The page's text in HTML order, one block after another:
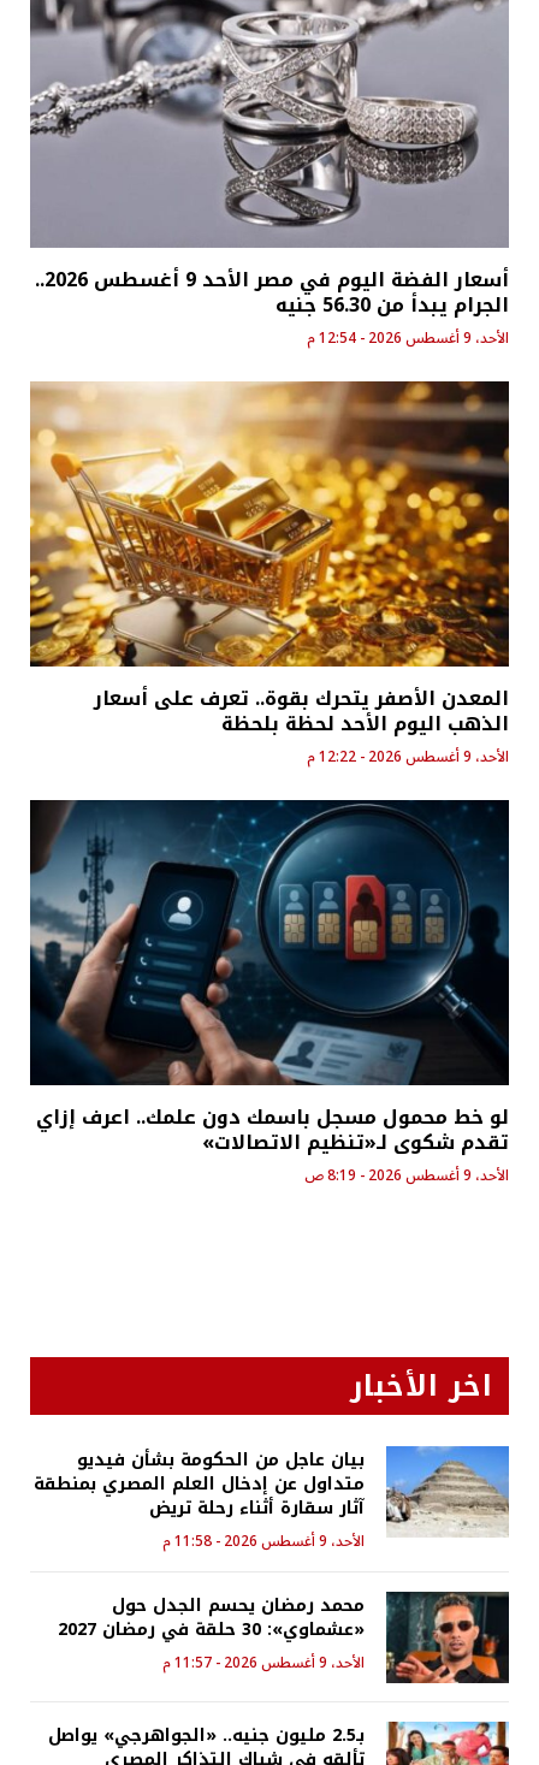
أسعار الفضة اليوم في مصر الأحد 9 أغسطس 2026..
الجرام يبدأ من 56.30 جنيه
الأحد، 9 أغسطس 2026 - 12:54 م
المعدن الأصفر يتحرك بقوة.. تعرف على أسعار
الذهب اليوم الأحد لحظة بلحظة
الأحد، 9 أغسطس 2026 - 12:22 م
لو خط محمول مسجل باسمك دون علمك.. اعرف إزاي
تقدم شكوى لـ«تنظيم الاتصالات»
الأحد، 9 أغسطس 2026 - 8:19 ص
اخر الأخبار
بيان عاجل من الحكومة بشأن فيديو
متداول عن إدخال العلم المصري بمنطقة
آثار سقارة أثناء رحلة تريض
الأحد، 9 أغسطس 2026 - 11:58 م
محمد رمضان يحسم الجدل حول
«عشماوي»: 30 حلقة في رمضان 2027
الأحد، 9 أغسطس 2026 - 11:57 م
بـ2.5 مليون جنيه.. «الجواهرجي» يواصل